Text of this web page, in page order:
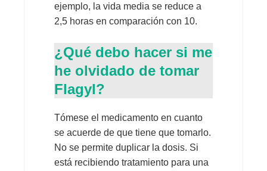
ejemplo, la vida media se reduce a
2,5 horas en comparación con 10.
¿Qué debo hacer si me
he olvidado de tomar
Flagyl?
Tómese el medicamento en cuanto
se acuerde de que tiene que tomarlo.
No se permite duplicar la dosis. Si
está recibiendo tratamiento para una